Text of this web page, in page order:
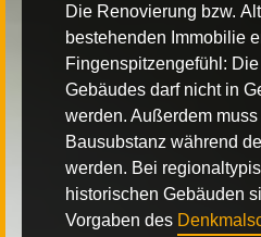
Die Renovierung bzw.
bestehenden Immobilie
Fingenspitzengefühl:
Gebäudes darf nicht in
werden. Außerdem
Bausubstanz während
werden. Bei
historischen Gebäuden
Vorgaben des